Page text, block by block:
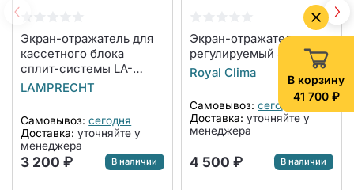
В корзину
41 700 ₽
Экран-отражатель для
кассетного блока
сплит-системы LA-
NW600-CA
LAMPRECHT
Самовывоз: сегодня
Доставка: уточняйте у
менеджера
3 200 ₽ В наличии
Экран-отражатель
регулируемый SS-1200
Royal Clima
Самовывоз: сегодня
Доставка: уточняйте у
менеджера
4 500 ₽ В наличии